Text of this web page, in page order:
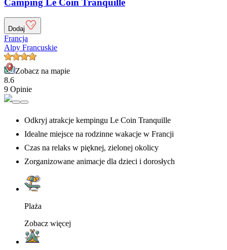
Dodaj
Francja
Alpy Francuskie
Zobacz na mapie
8.6
9 Opinie
Odkryj atrakcje kempingu Le Coin Tranquille
Idealne miejsce na rodzinne wakacje w Francji
Czas na relaks w pięknej, zielonej okolicy
Zorganizowane animacje dla dzieci i dorosłych
Plaża
Zobacz więcej